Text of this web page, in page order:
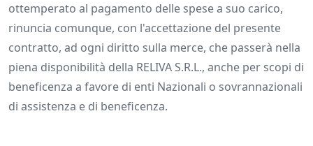
ottemperato al pagamento delle spese a suo carico,
rinuncia comunque, con l'accettazione del presente
contratto, ad ogni diritto sulla merce, che passerà nella
piena disponibilità della RELIVA S.R.L., anche per scopi di
beneficenza a favore di enti Nazionali o sovrannazionali
di assistenza e di beneficenza.